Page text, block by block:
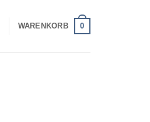
WARENKORB 0